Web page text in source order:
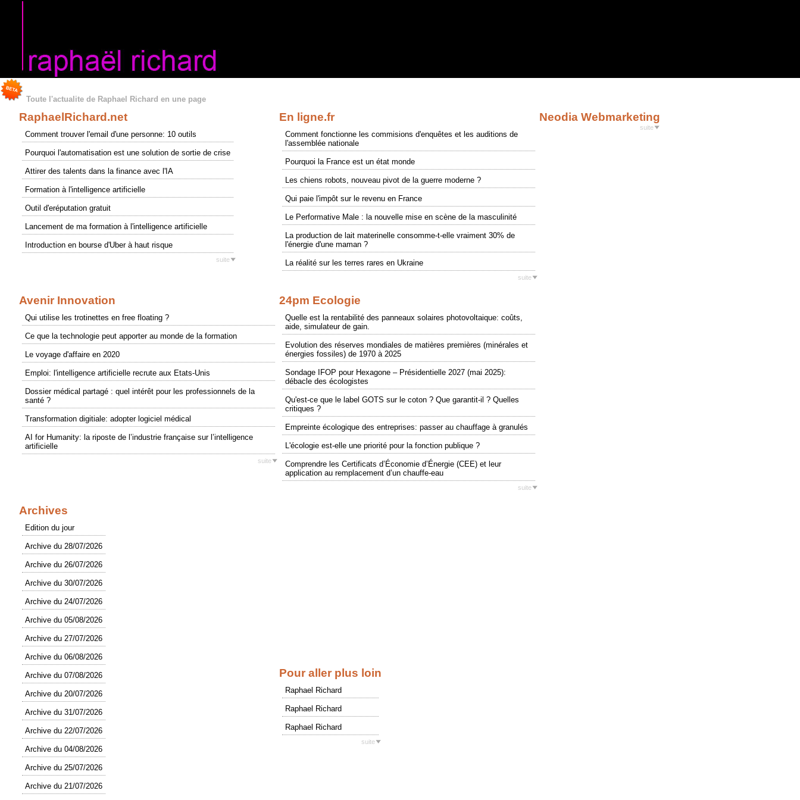
Toute l'actualite de Raphael Richard en une page
RaphaelRichard.net
Comment trouver l'email d'une personne: 10 outils
Pourquoi l'automatisation est une solution de sortie de crise
Attirer des talents dans la finance avec l'IA
Formation à l'intelligence artificielle
Outil d'eréputation gratuit
Lancement de ma formation à l'intelligence artificielle
Introduction en bourse d'Uber à haut risque
suite
En ligne.fr
Comment fonctionne les commisions d'enquêtes et les auditions de
l'assemblée nationale
Pourquoi la France est un état monde
Les chiens robots, nouveau pivot de la guerre moderne ?
Qui paie l'impôt sur le revenu en France
Le Performative Male : la nouvelle mise en scène de la masculinité
La production de lait materinelle consomme-t-elle vraiment 30% de
l'énergie d'une maman ?
La réalité sur les terres rares en Ukraine
suite
Neodia Webmarketing
suite
Avenir Innovation
Qui utilise les trotinettes en free floating ?
Ce que la technologie peut apporter au monde de la formation
Le voyage d'affaire en 2020
Emploi: l'intelligence artificielle recrute aux Etats-Unis
Dossier médical partagé : quel intérêt pour les professionnels de la
santé ?
Transformation digitiale: adopter logiciel médical
AI for Humanity: la riposte de l’industrie française sur l’intelligence
artificielle
suite
24pm Ecologie
Quelle est la rentabilité des panneaux solaires photovoltaique: coûts,
aide, simulateur de gain.
Evolution des réserves mondiales de matières premières (minérales et
énergies fossiles) de 1970 à 2025
Sondage IFOP pour Hexagone – Présidentielle 2027 (mai 2025):
débacle des écologistes
Qu'est-ce que le label GOTS sur le coton ? Que garantit-il ? Quelles
critiques ?
Empreinte écologique des entreprises: passer au chauffage à granulés
L'écologie est-elle une priorité pour la fonction publique ?
Comprendre les Certificats d’Économie d’Énergie (CEE) et leur
application au remplacement d’un chauffe-eau
suite
Archives
Edition du jour
Archive du 28/07/2026
Archive du 26/07/2026
Archive du 30/07/2026
Archive du 24/07/2026
Archive du 05/08/2026
Archive du 27/07/2026
Archive du 06/08/2026
Archive du 07/08/2026
Archive du 20/07/2026
Archive du 31/07/2026
Archive du 22/07/2026
Archive du 04/08/2026
Archive du 25/07/2026
Archive du 21/07/2026
Pour aller plus loin
Raphael Richard
Raphael Richard
Raphael Richard
suite